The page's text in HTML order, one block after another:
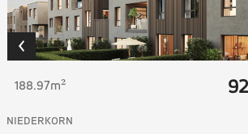
188.97m²
NIEDERKORN